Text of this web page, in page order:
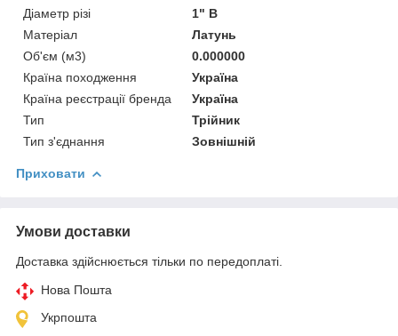
Діаметр різі
1" В
Матеріал
Латунь
Об'єм (м3)
0.000000
Країна походження
Україна
Країна реєстрації бренда
Україна
Тип
Трійник
Тип з'єднання
Зовнішній
Приховати
Умови доставки
Доставка здійснюється тільки по передоплаті.
Нова Пошта
Укрпошта